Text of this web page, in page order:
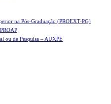
na Pós-Graduação (PROEXT-PG)
ou de Pesquisa – AUXPE